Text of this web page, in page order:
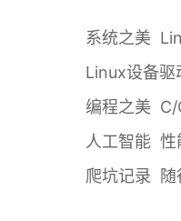
系统之美
Linux设备驱
编程之美 C/
人工智能 性
爬坑记录